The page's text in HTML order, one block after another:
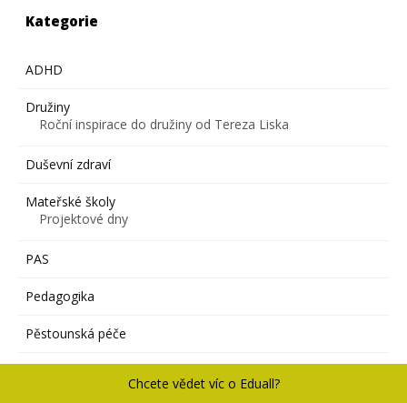
Kategorie
ADHD
Družiny
Roční inspirace do družiny od Tereza Liska
Duševní zdraví
Mateřské školy
Projektové dny
PAS
Pedagogika
Pěstounská péče
Chcete vědet víc o Eduall?